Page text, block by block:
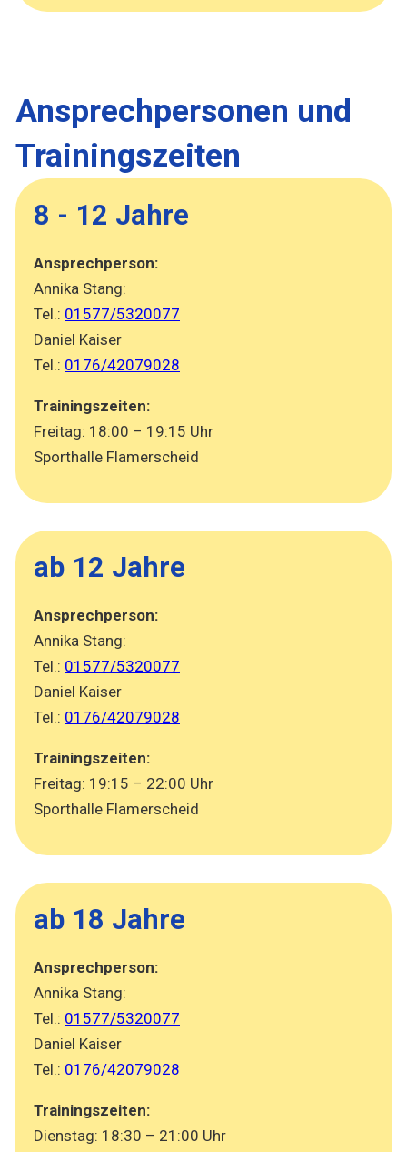
Ansprechpersonen und
Trainingszeiten
8 - 12 Jahre
Ansprechperson:
Annika Stang:
Tel.: 01577/5320077
Daniel Kaiser
Tel.: 0176/42079028
Trainingszeiten:
Freitag: 18:00 – 19:15 Uhr
Sporthalle Flamerscheid
ab 12 Jahre
Ansprechperson:
Annika Stang:
Tel.: 01577/5320077
Daniel Kaiser
Tel.: 0176/42079028
Trainingszeiten:
Freitag: 19:15 – 22:00 Uhr
Sporthalle Flamerscheid
ab 18 Jahre
Ansprechperson:
Annika Stang:
Tel.: 01577/5320077
Daniel Kaiser
Tel.: 0176/42079028
Trainingszeiten:
Dienstag: 18:30 – 21:00 Uhr